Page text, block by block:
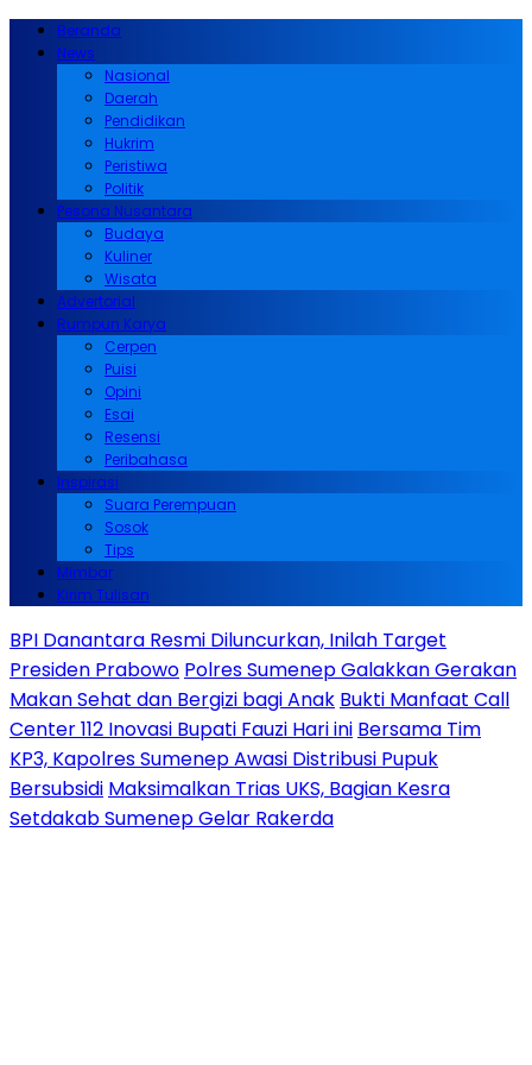
Beranda
News
Nasional
Daerah
Pendidikan
Hukrim
Peristiwa
Politik
Pesona Nusantara
Budaya
Kuliner
Wisata
Advertorial
Rumpun Karya
Cerpen
Puisi
Opini
Esai
Resensi
Peribahasa
Inspirasi
Suara Perempuan
Sosok
Tips
Mimbar
Kirim Tulisan
BPI Danantara Resmi Diluncurkan, Inilah Target
Presiden Prabowo Polres Sumenep Galakkan Gerakan
Makan Sehat dan Bergizi bagi Anak Bukti Manfaat Call
Center 112 Inovasi Bupati Fauzi Hari ini Bersama Tim
KP3, Kapolres Sumenep Awasi Distribusi Pupuk
Bersubsidi Maksimalkan Trias UKS, Bagian Kesra
Setdakab Sumenep Gelar Rakerda